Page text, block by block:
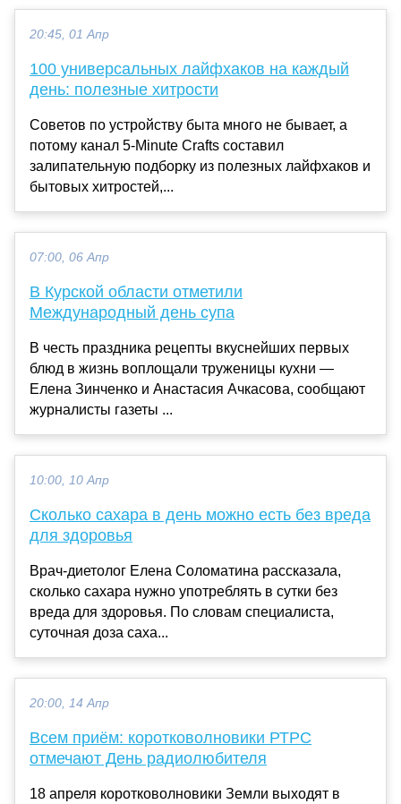
20:45, 01 Апр
100 универсальных лайфхаков на каждый
день: полезные хитрости
Советов по устройству быта много не бывает, а
потому канал 5-Minute Crafts составил
залипательную подборку из полезных лайфхаков и
бытовых хитростей,...
07:00, 06 Апр
В Курской области отметили
Международный день супа
В честь праздника рецепты вкуснейших первых
блюд в жизнь воплощали труженицы кухни —
Елена Зинченко и Анастасия Ачкасова, сообщают
журналисты газеты ...
10:00, 10 Апр
Сколько сахара в день можно есть без вреда
для здоровья
Врач-диетолог Елена Соломатина рассказала,
сколько сахара нужно употреблять в сутки без
вреда для здоровья. По словам специалиста,
суточная доза саха...
20:00, 14 Апр
Всем приём: коротковолновики РТРС
отмечают День радиолюбителя
18 апреля коротковолновики Земли выходят в